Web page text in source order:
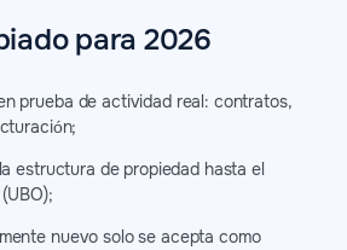
para 2026
prueba de actividad real: contratos,
estructura de propiedad hasta el
nuevo solo se acepta como